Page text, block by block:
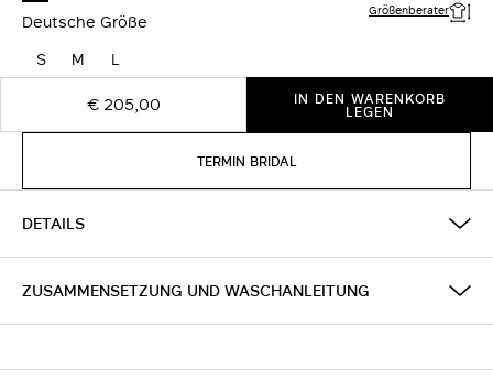
Deutsche Größe Größenberater
S M
L
€ 205,00
IN DEN WARENKORB
LEGEN
TERMIN BRIDAL
DETAILS
ZUSAMMENSETZUNG UND WASCHANLEITUNG